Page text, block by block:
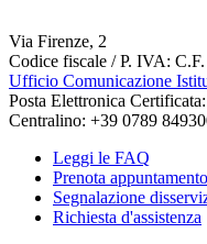
Via Firenze, 2
Codice fiscale / P. IVA:
Ufficio Comunicazione
Posta Elettronica
Centralino: +39 0789
Leggi le FAQ
Prenota appuntamento
Segnalazione
Richiesta d'assistenza